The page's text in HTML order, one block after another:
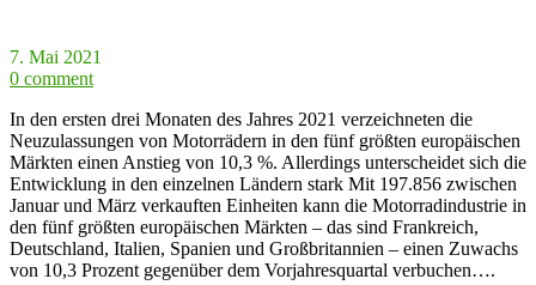
7. Mai 2021
0 comment
In den ersten drei Monaten des Jahres 2021 verzeichneten die
Neuzulassungen von Motorrädern in den fünf größten europäischen
Märkten einen Anstieg von 10,3 %. Allerdings unterscheidet sich die
Entwicklung in den einzelnen Ländern stark Mit 197.856 zwischen
Januar und März verkauften Einheiten kann die Motorradindustrie in
den fünf größten europäischen Märkten – das sind Frankreich,
Deutschland, Italien, Spanien und Großbritannien – einen Zuwachs
von 10,3 Prozent gegenüber dem Vorjahresquartal verbuchen….